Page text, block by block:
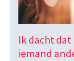
Ik dacht
iemand